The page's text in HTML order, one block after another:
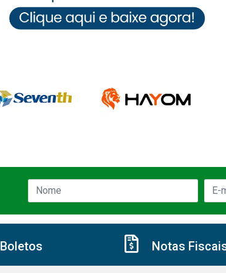
Boletos Notas